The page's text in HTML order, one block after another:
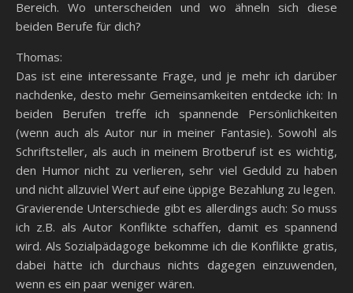
Bereich. Wo unterscheiden und wo ähneln sich diese
beiden Berufe für dich?
Thomas:
Das ist eine interessante Frage, und je mehr ich darüber
nachdenke, desto mehr Gemeinsamkeiten entdecke ich: In
beiden Berufen treffe ich spannende Persönlichkeiten
(wenn auch als Autor nur in meiner Fantasie). Sowohl als
Schriftsteller, als auch in meinem Brotberuf ist es wichtig,
den Humor nicht zu verlieren, sehr viel Geduld zu haben
und nicht allzuviel Wert auf eine üppige Bezahlung zu legen.
Gravierende Unterschiede gibt es allerdings auch: So muss
ich z.B. als Autor Konflikte schaffen, damit es spannend
wird. Als Sozialpädagoge bekomme ich die Konflikte gratis,
dabei hätte ich durchaus nichts dagegen einzuwenden,
wenn es ein paar weniger wären.